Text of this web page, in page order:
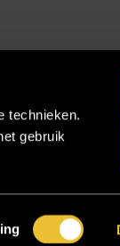
technieken.
gebruik